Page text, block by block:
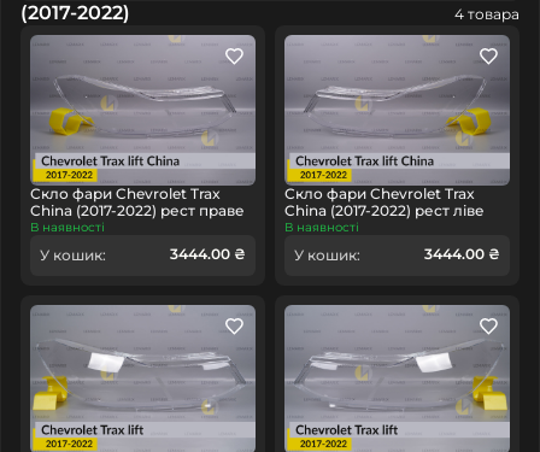
(2017-2022) 4 товара
Скло фари Chevrolet Trax
China (2017-2022) рест праве
В наявності
У кошик: 3444.00 ₴
Скло фари Chevrolet Trax
China (2017-2022) рест ліве
В наявності
У кошик: 3444.00 ₴